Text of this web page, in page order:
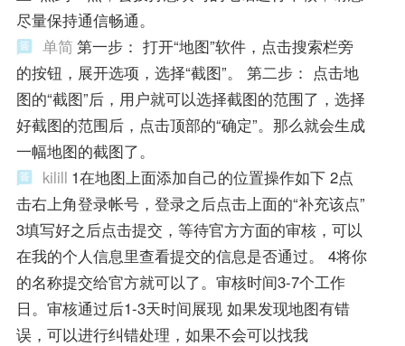
尽量保持通信畅通。
单简 第一步： 打开“地图”软件，点击搜索栏旁
的按钮，展开选项，选择“截图”。 第二步： 点击地
图的“截图”后，用户就可以选择截图的范围了，选择
好截图的范围后，点击顶部的“确定”。那么就会生成
一幅地图的截图了。
kilill 1在地图上面添加自己的位置操作如下 2点
击右上角登录帐号，登录之后点击上面的“补充该点”
3填写好之后点击提交，等待官方方面的审核，可以
在我的个人信息里查看提交的信息是否通过。 4将你
的名称提交给官方就可以了。审核时间3-7个工作
日。审核通过后1-3天时间展现 如果发现地图有错
误，可以进行纠错处理，如果不会可以找我